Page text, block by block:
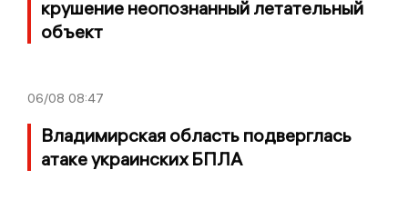
крушение неопознанный летательный
объект
06/08 08:47
Владимирская область подверглась
атаке украинских БПЛА